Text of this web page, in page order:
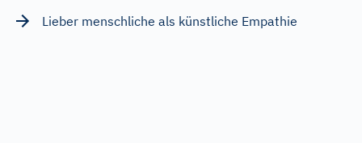
Lieber menschliche als künstliche Empathie